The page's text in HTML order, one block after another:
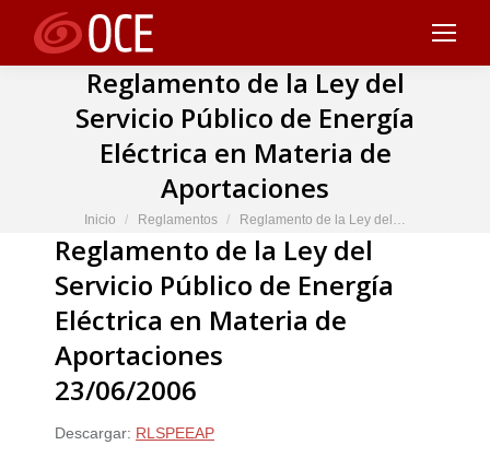
Reglamento de la Ley del
Servicio Público de Energía
Eléctrica en Materia de
Aportaciones
Estás aquí:
Inicio Reglamentos Reglamento de la Ley del…
Reglamento de la Ley del
Servicio Público de Energía
Eléctrica en Materia de
Aportaciones
23/06/2006
Descargar: RLSPEEAP